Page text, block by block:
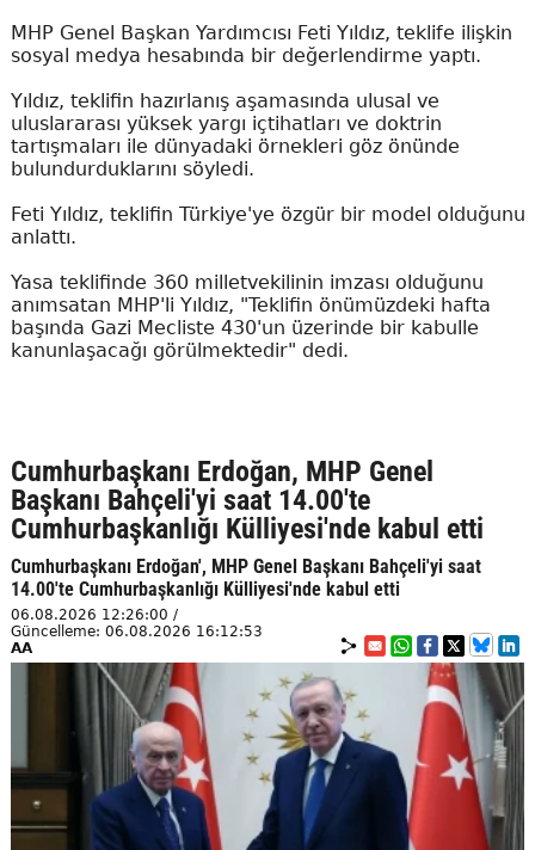
MHP Genel Başkan Yardımcısı Feti Yıldız, teklife ilişkin
sosyal medya hesabında bir değerlendirme yaptı.
Yıldız, teklifin hazırlanış aşamasında ulusal ve
uluslararası yüksek yargı içtihatları ve doktrin
tartışmaları ile dünyadaki örnekleri göz önünde
bulundurduklarını söyledi.
Feti Yıldız, teklifin Türkiye'ye özgür bir model olduğunu
anlattı.
Yasa teklifinde 360 milletvekilinin imzası olduğunu
anımsatan MHP'li Yıldız, "Teklifin önümüzdeki hafta
başında Gazi Mecliste 430'un üzerinde bir kabulle
kanunlaşacağı görülmektedir" dedi.
Cumhurbaşkanı Erdoğan, MHP Genel
Başkanı Bahçeli'yi saat 14.00'te
Cumhurbaşkanlığı Külliyesi'nde kabul etti
Cumhurbaşkanı Erdoğan', MHP Genel Başkanı Bahçeli'yi saat
14.00'te Cumhurbaşkanlığı Külliyesi'nde kabul etti
06.08.2026 12:26:00 /
Güncelleme: 06.08.2026 16:12:53
AA